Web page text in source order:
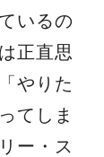
いるの
正直思
やりた
てしま
ー・ス